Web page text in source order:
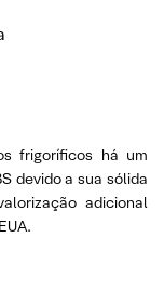
frigoríficos há um
devido a sua sólida
adicional